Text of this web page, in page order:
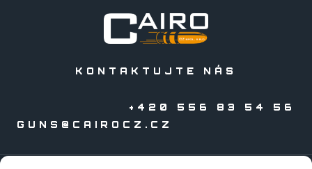
KONTAKTUJTE NÁS
+420 556 83 54 56
GUNS@CAIROCZ.CZ